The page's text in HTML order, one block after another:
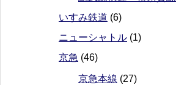
いすみ鉄道 (6)
ニューシャトル (1)
京急 (46)
京急本線 (27)